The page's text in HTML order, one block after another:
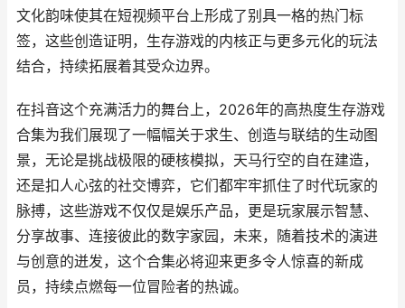
文化韵味使其在短视频平台上形成了别具一格的热门标
签，这些创造证明，生存游戏的内核正与更多元化的玩法
结合，持续拓展着其受众边界。
在抖音这个充满活力的舞台上，2026年的高热度生存游戏
合集为我们展现了一幅幅关于求生、创造与联结的生动图
景，无论是挑战极限的硬核模拟，天马行空的自在建造，
还是扣人心弦的社交博弈，它们都牢牢抓住了时代玩家的
脉搏，这些游戏不仅仅是娱乐产品，更是玩家展示智慧、
分享故事、连接彼此的数字家园，未来，随着技术的演进
与创意的迸发，这个合集必将迎来更多令人惊喜的新成
员，持续点燃每一位冒险者的热诚。